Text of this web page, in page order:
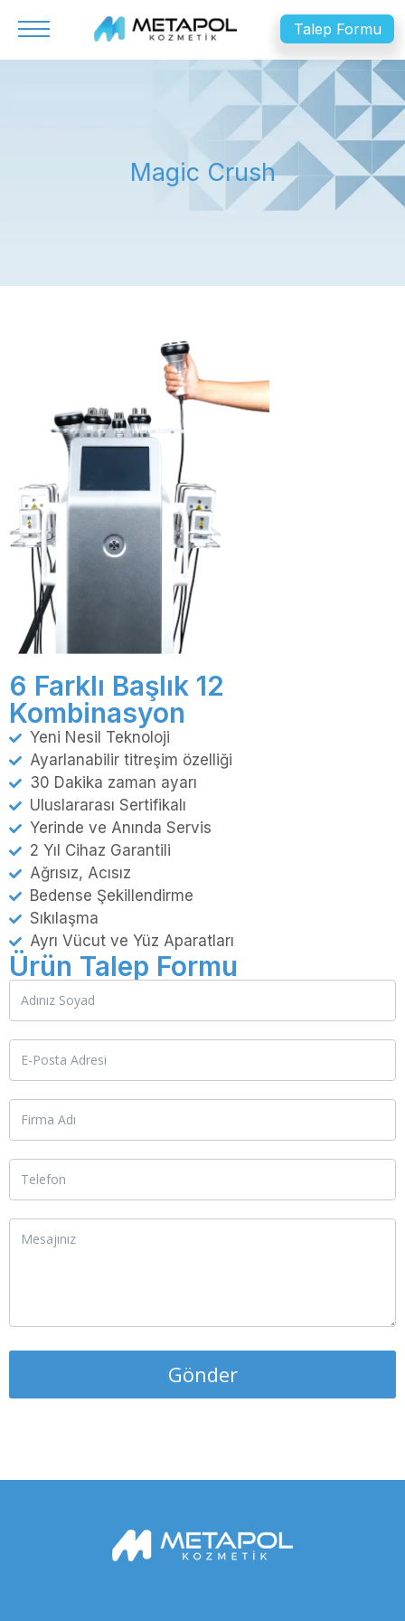
İLETIŞIM
Talep Formu
Magic Crush
6 Farklı Başlık 12
Kombinasyon
Yeni Nesil Teknoloji
Ayarlanabilir titreşim özelliği
30 Dakika zaman ayarı
Uluslararası Sertifikalı
Yerinde ve Anında Servis
2 Yıl Cihaz Garantili
Ağrısız, Acısız
Bedense Şekillendirme
Sıkılaşma
Ayrı Vücut ve Yüz Aparatları
Ürün Talep Formu
Gönder